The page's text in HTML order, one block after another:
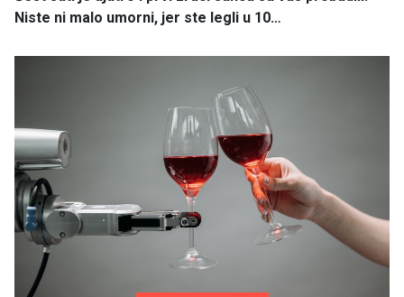
Niste ni malo umorni, jer ste legli u 10…